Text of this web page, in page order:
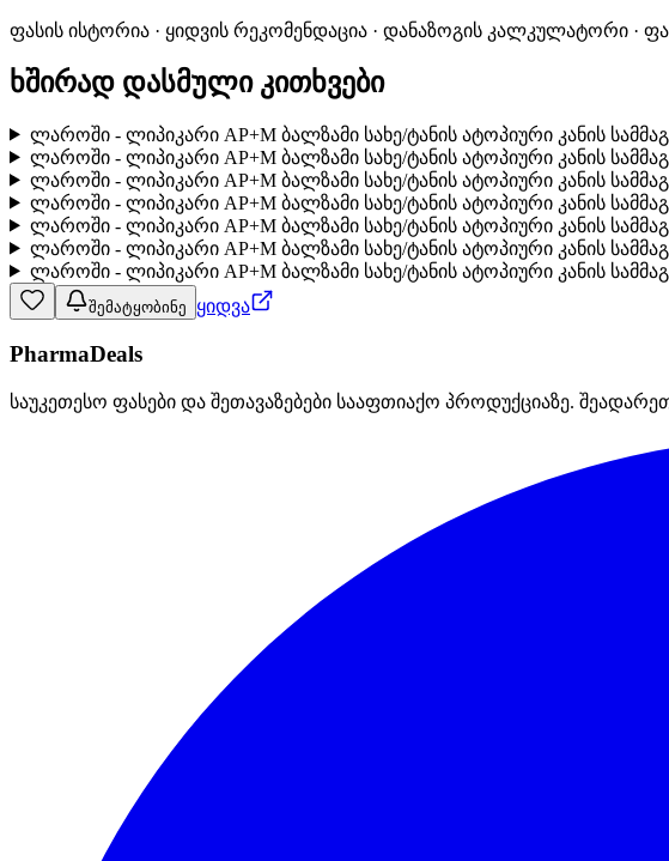
ფასის ისტორია · ყიდვის რეკომენდაცია · დანაზოგის კალკულატორი ·
ხშირად დასმული კითხვები
ლაროში - ლიპიკარი AP+M ბალზამი სახე/ტანის ატოპიური კანის
ლაროში - ლიპიკარი AP+M ბალზამი სახე/ტანის ატოპიური კანის
ლაროში - ლიპიკარი AP+M ბალზამი სახე/ტანის ატოპიური კანის
ლაროში - ლიპიკარი AP+M ბალზამი სახე/ტანის ატოპიური კანის
ლაროში - ლიპიკარი AP+M ბალზამი სახე/ტანის ატოპიური კანის
ლაროში - ლიპიკარი AP+M ბალზამი სახე/ტანის ატოპიური კანის
ლაროში - ლიპიკარი AP+M ბალზამი სახე/ტანის ატოპიური კანის
შემატყობინე ყიდვა
PharmaDeals
საუკეთესო ფასები და შეთავაზებები სააფთიაქო პროდუქციაზე.